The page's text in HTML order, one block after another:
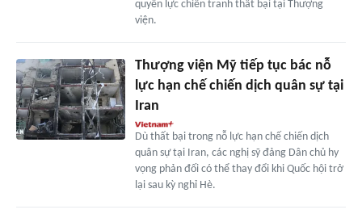
quyền lực chiến tranh thất bại tại Thượng
viện.
Thượng viện Mỹ tiếp tục bác nỗ
lực hạn chế chiến dịch quân sự tại
Iran
Dù thất bại trong nỗ lực hạn chế chiến dịch
quân sự tại Iran, các nghị sỹ đảng Dân chủ hy
vọng phản đối có thể thay đổi khi Quốc hội trở
lại sau kỳ nghỉ Hè.